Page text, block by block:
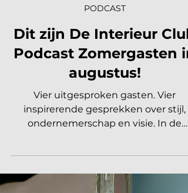
Marleen | Interieur Nieuws
4 aug 2025
2 minuten om te lezen
PODCAST
Dit zijn De Interieur Club
Vier uitgesproken gasten. Vier